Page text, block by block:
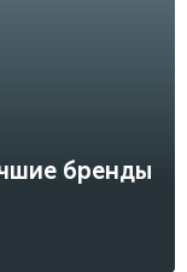
бренды